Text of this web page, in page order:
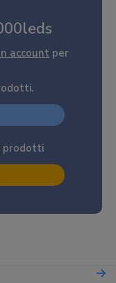
account per
prodotti